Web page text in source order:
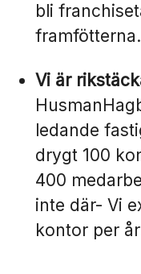
bli
framfötterna.
Vi är
ledande
drygt 100
400
inte där- Vi
kontor per